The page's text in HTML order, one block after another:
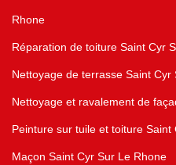
Rhone
Réparation de toiture Saint Cyr
Nettoyage de terrasse Saint Cyr
Nettoyage et ravalement de
Peinture sur tuile et toiture Saint
Maçon Saint Cyr Sur Le Rhone